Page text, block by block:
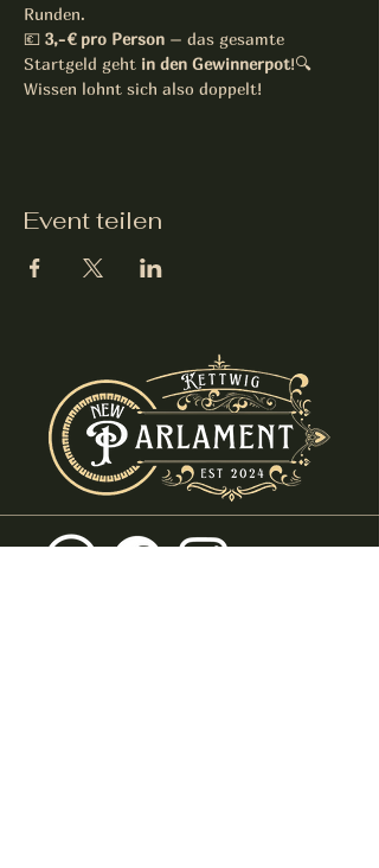
Runden.
💶 3,- € pro Person – das gesamte
Startgeld geht in den Gewinnerpot!🔍
Wissen lohnt sich also doppelt!
Event teilen